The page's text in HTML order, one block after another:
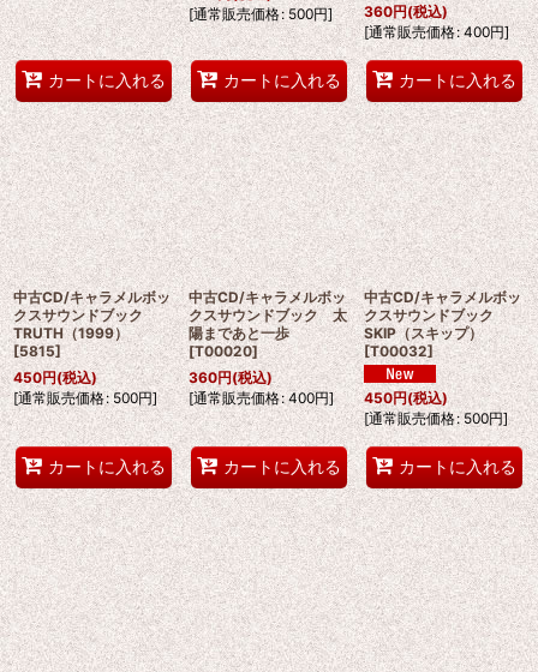
カートに入れる
[通常販売価格: 500円]
カートに入れる
360円(税込)
[通常販売価格: 400円]
カートに入れる
中古CD/キャラメルボッ
クスサウンドブック
TRUTH（1999）
[5815]
450円(税込)
[通常販売価格: 500円]
カートに入れる
中古CD/キャラメルボッ
クスサウンドブック 太
陽まであと一歩
[T00020]
360円(税込)
[通常販売価格: 400円]
カートに入れる
中古CD/キャラメルボッ
クスサウンドブック
SKIP（スキップ）
[T00032]
450円(税込)
[通常販売価格: 500円]
カートに入れる